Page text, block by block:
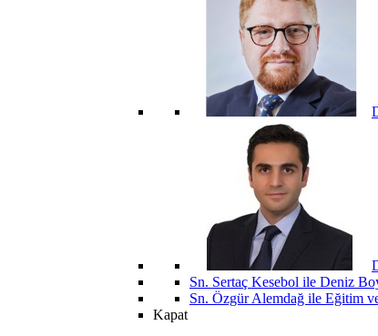
Sn. Sertaç Kesebol ile Deniz
Sn. Özgür Alemdağ ile Eğitim
Kapat